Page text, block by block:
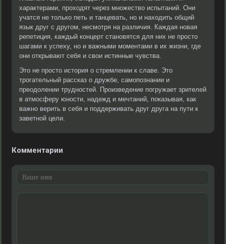
характерами, проходят через множество испытаний. Они
учатся не только петь и танцевать, но и находить общий
язык друг с другом, несмотря на различия. Каждая новая
репетиция, каждый концерт становятся для них не просто
шагами к успеху, но и важными моментами в их жизни, где
они открывают себя и свои истинные чувства.
Это не просто история о стремлении к славе. Это
трогательный рассказ о дружбе, самопознании и
преодолении трудностей. Произведение погружает зрителей
в атмосферу юности, надежд и мечтаний, показывая, как
важно верить в себя и поддерживать друг друга на пути к
заветной цели.
Комментарии